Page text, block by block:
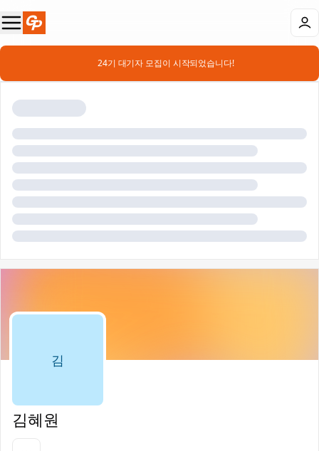
📣 24기 대기자 모집이 시작되었습니다!
김
김혜원